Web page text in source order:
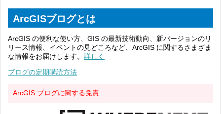
ArcGISブログとは
ArcGIS の便利な使い方、GIS の最新技術動向、新バージョンのリ
リース情報、イベントの見どころなど、ArcGIS に関するさまざま
な情報をお届けします。 詳しく
ブログの定期購読方法
ArcGIS ブログに関する免責